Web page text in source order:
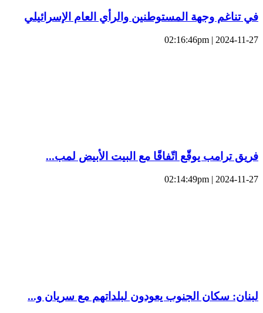
في تناغم وجهة المستوطنين والرأي العام الإسرائيلي
2024-11-27 | 02:16:46pm
فريق ترامب يوقّع اتّفاقًا مع البيت الأبيض لمب...
2024-11-27 | 02:14:49pm
لبنان: سكان الجنوب يعودون لبلداتهم مع سريان و...